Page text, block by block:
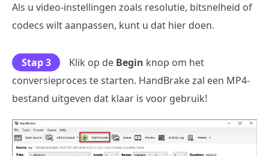
Als u video-instellingen zoals resolutie, bitsnelheid of
codecs wilt aanpassen, kunt u dat hier doen.
Stap 3 Klik op de Begin knop om het
conversieproces te starten. HandBrake zal een MP4-
bestand uitgeven dat klaar is voor gebruik!